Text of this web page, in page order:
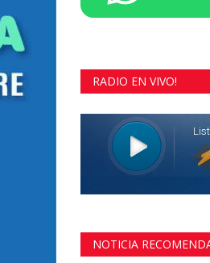
RADIO EN VIVO!
NOTICIA